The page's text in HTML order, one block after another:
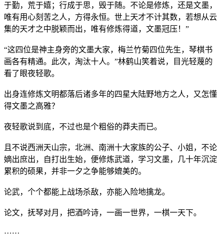
于勤，荒于嬉；行成于思，毁于随。不论是修炼，还是文墨，
唯有用心刻苦之人，方得永恒。世上天才不计其数，若想从云
集的天才之中脱颖而出，唯有修炼得道，文墨冠压！”
“这四位是神主身旁的文墨大家，梅兰竹菊四位先生，琴棋书
画各有精通。此次，淘汰十人。”林鹤山笑着说，目光轻蔑的
看了眼夜轻歌。
出身连修炼文明都落后诸多年的四星大陆野地方之人，又怎懂
得文墨之高雅？
夜轻歌说到底，不过也是个粗俗的莽夫而已。
且不说西洲天山宗，北洲、南洲十大家族的公子、小姐，不论
嫡出庶出，自打出生始，便修炼武道，学习文墨，几十年沉淀
累积的硕果，并非一夕之争能够媲美的。
论武，个个都能上战场杀敌，亦能入险地擒龙。
论文，抚琴对月，把酒吟诗，一画一世界，一棋一天下。
……